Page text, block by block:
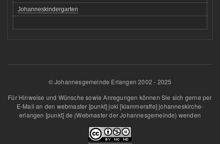
Johanneskindergarten
© Johannesgemeinde Erlangen 2002 - 2025
Für Hinweise und Wünsche sowie Anregungen können Sie sich gerne per
E-Mail an den webmaster [punkt]joki [klammeraffe]johanneskirche-
erlangen [punkt] de (Webmaster der Johannesgemeinde) wenden